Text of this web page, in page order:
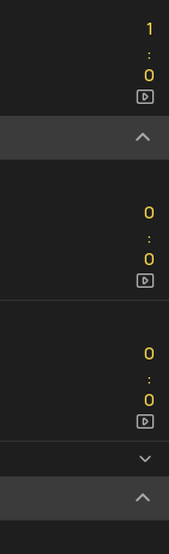
1
:0
0
0
:0
0
0
:0
0